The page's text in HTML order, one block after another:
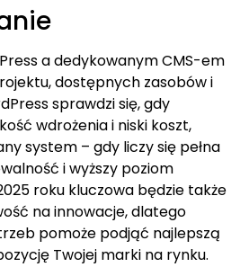
a dedykowanym CMS-em
dostępnych zasobów i
sprawdzi się, gdy
wdrożenia i niski koszt,
system – gdy liczy się pełna
i wyższy poziom
roku kluczowa będzie także
na innowacje, dlatego
pomoże podjąć najlepszą
Twojej marki na rynku.